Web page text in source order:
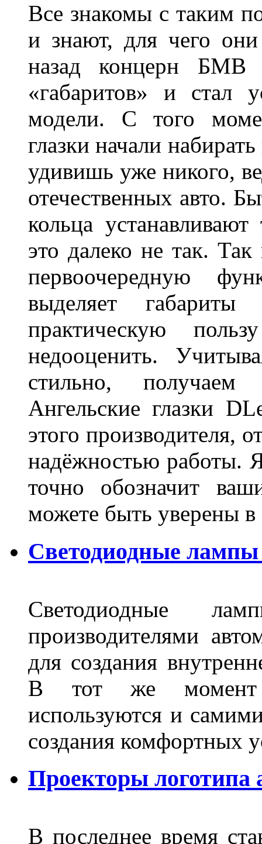
Все знакомы с таким
и знают, для чего
назад концерн БМВ
«габаритов» и стал
модели. С того
глазки начали
удивишь уже никого,
отечественных авто.
кольца
это далеко не так. Так
первоочередную
выделяет
практическую
недооценить.
стильно,
Ангельские глазки
этого производителя,
надёжностью работы.
точно обозначит
можете быть уверены
Светодиодные
Светодиодные
производителями
для создания
В тот же момент
используются и
создания комфортных
Проекторы логотипа
В последнее время